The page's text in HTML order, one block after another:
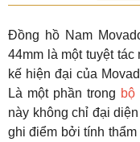
Đồng hồ Nam
44mm là một tuyệt
kế hiện đại của
Là một phần trong bộ
này không chỉ đại
ghi điểm bởi tính